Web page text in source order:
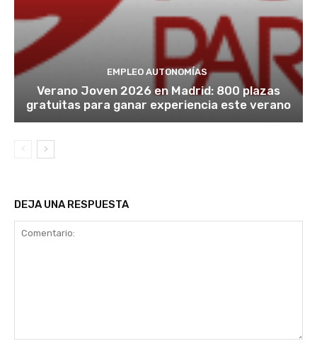
EMPLEO AUTONOMÍAS
Verano Joven 2026 en Madrid: 800 plazas
gratuitas para ganar experiencia este verano
DEJA UNA RESPUESTA